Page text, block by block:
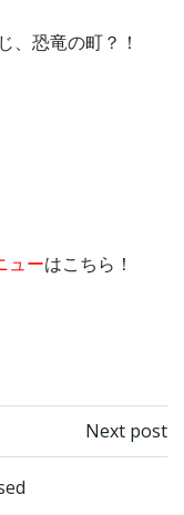
、恐竜の町？！
ューはこちら！
Next post